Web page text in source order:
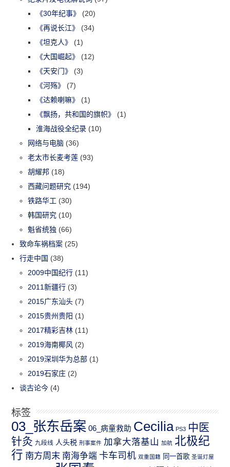
《30年纪事》
(20)
《再说长江》
(34)
《坦克人》
(1)
《大国崛起》
(12)
《天安门》
(3)
《河殇》
(7)
《达赖喇嘛》
(1)
《飘扬，共和国的旗帜》
(1)
淮海战役全纪录 (10)
网络与电脑 (36)
老太市长麦考莲 (93)
胡耀邦 (18)
西藏问题研究 (194)
铁路华工 (30)
韩国研究 (10)
魁省统独 (66)
致命车祸档案 (25)
行走中国 (38)
2009中国纪行 (11)
2011新疆行 (3)
2015广东汕头 (7)
2015贵州贵阳 (1)
2017精彩吉林 (11)
2019海南椰风 (2)
2019深圳华为总部 (1)
2019石家庄 (2)
谈古论今 (4)
标签
03_张东岳案 06_病童救助 Cecilia PS3 中医
针灸 九段线 人头税 刑事案件 加拿大落基山 加航 北极纪
行 南方周末 南海争端 卡车司机 双重国籍 同一首歌 圣诞灯屋